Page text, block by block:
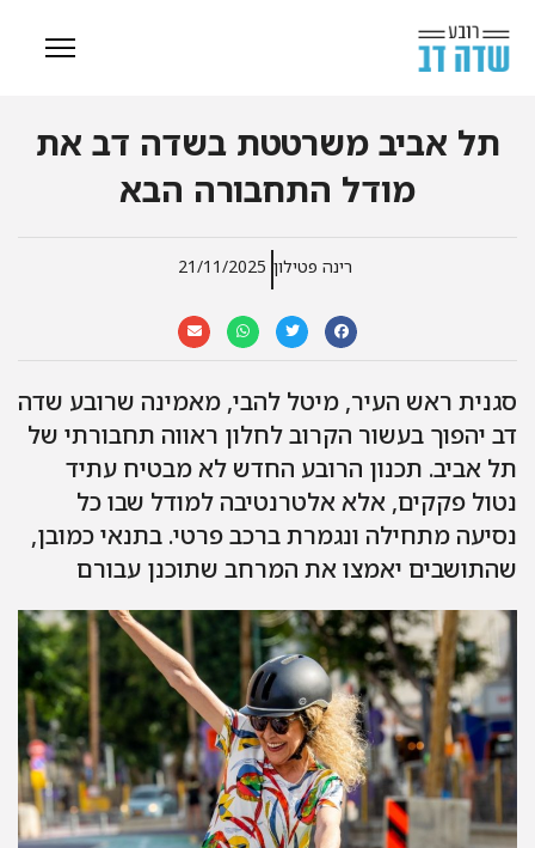
תל אביב משרטטת בשדה דב את
מודל התחבורה הבא
רינה פטילון 21/11/2025
סגנית ראש העיר, מיטל להבי, מאמינה שרובע שדה
דב יהפוך בעשור הקרוב לחלון ראווה תחבורתי של
תל אביב. תכנון הרובע החדש לא מבטיח עתיד
נטול פקקים, אלא אלטרנטיבה למודל שבו כל
נסיעה מתחילה ונגמרת ברכב פרטי. בתנאי כמובן,
שהתושבים יאמצו את המרחב שתוכנן עבורם